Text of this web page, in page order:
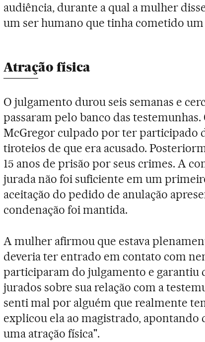
audiência, durante a qual a mulher
um ser humano que tinha cometido
Atração física
O julgamento durou seis semanas e
passaram pelo banco das
McGregor culpado por ter participado
tiroteios de que era acusado.
15 anos de prisão por seus crimes. A
jurada não foi suficiente em um
aceitação do pedido de anulação
condenação foi mantida.
A mulher afirmou que estava
deveria ter entrado em contato com
participaram do julgamento e garantiu
jurados sobre sua relação com a
senti mal por alguém que realmente
explicou ela ao magistrado, apontando
uma atração física".